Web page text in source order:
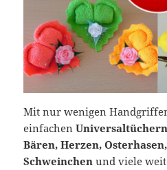
Mit nur wenigen
einfachenUniversaltüchern
Bären, Herzen,
Schweinchen und viele